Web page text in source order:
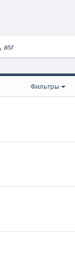
asr
Фильтры